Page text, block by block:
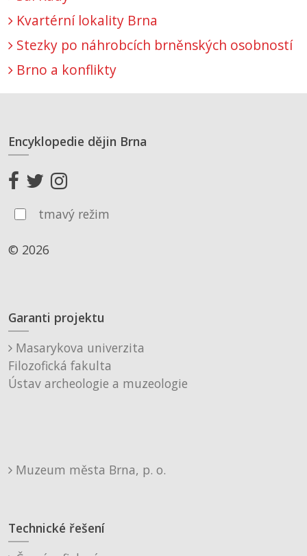
Kvartérní lokality Brna
Stezky po náhrobcích brněnských osobností
Brno a konflikty
Encyklopedie dějin Brna
tmavý režim
© 2026
Garanti projektu
Masarykova univerzita
Filozofická fakulta
Ústav archeologie a muzeologie
Muzeum města Brna, p. o.
Technické řešení